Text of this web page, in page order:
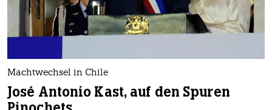
nord
wahrheit
verlag
verlag
Machtwechsel in Chile
José Antonio Kast, auf den Spuren